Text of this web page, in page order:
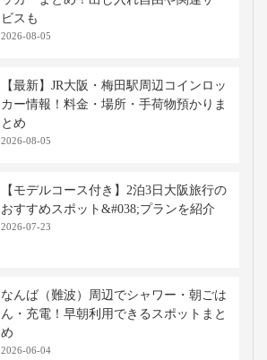
ビスも
2026-08-05
【最新】JR大阪・梅田駅周辺コインロッ
カー情報！料金・場所・手荷物預かりま
とめ
2026-08-05
【モデルコース付き】2泊3日大阪旅行の
おすすめスポット&#038;プランを紹介
2026-07-23
なんば（難波）周辺でシャワー・朝ごは
ん・充電！早朝利用できるスポットまと
め
2026-06-04